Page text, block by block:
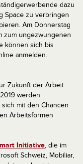
dazu
Space zu verbringen
Am Donnerstag
zum ungezwungenen
können sich bis
anmelden.
Zukunft der Arbeit
werden
mit den Chancen
Arbeitsformen
Initiative, die im
Schweiz, Mobiliar,